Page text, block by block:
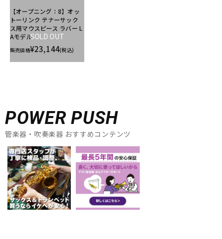
SOLD OUT
【オープニング：8】オッ
トーリンク テナーサック
ス用マウスピース ラバー L
Aモデル
販売価格¥23,144(税込)
POWER PUSH
管楽器・吹奏楽器 おすすめコンテンツ